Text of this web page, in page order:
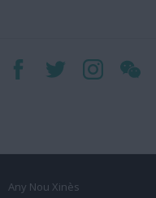
Any Nou Xinès